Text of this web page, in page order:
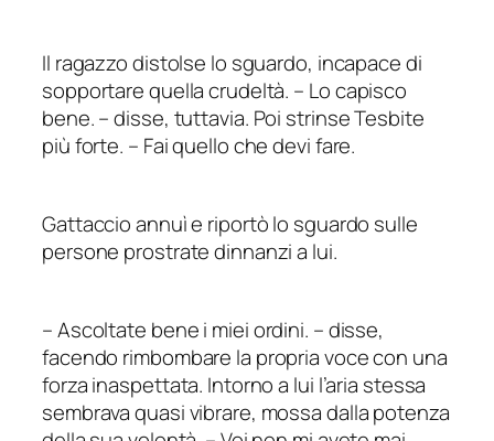
Il ragazzo distolse lo sguardo, incapace di
sopportare quella crudeltà. – Lo capisco
bene.–disse, tuttavia. Poi strinse Tesbite
più forte. – Fai quello che devi fare.
Gattaccio annuì e riportò lo sguardo sulle
persone prostrate dinnanzi a lui.
–Ascoltate bene i miei ordini. –disse,
facendo rimbombare la propria voce con una
forza inaspettata. Intorno a lui l’aria stessa
sembrava quasi vibrare, mossa dalla potenza